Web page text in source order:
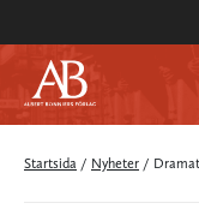
Startsida / Nyheter /